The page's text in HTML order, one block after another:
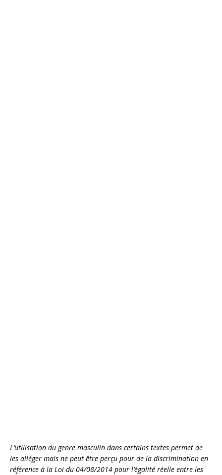
L’utilisation du genre masculin dans certains textes permet de
les alléger mais ne peut être perçu pour de la discrimination en
référence à la Loi du 04/08/2014 pour l’égalité réelle entre les